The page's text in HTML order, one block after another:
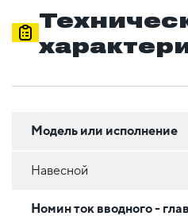
Модель или исполнение
Навесной
Номин ток вводного -